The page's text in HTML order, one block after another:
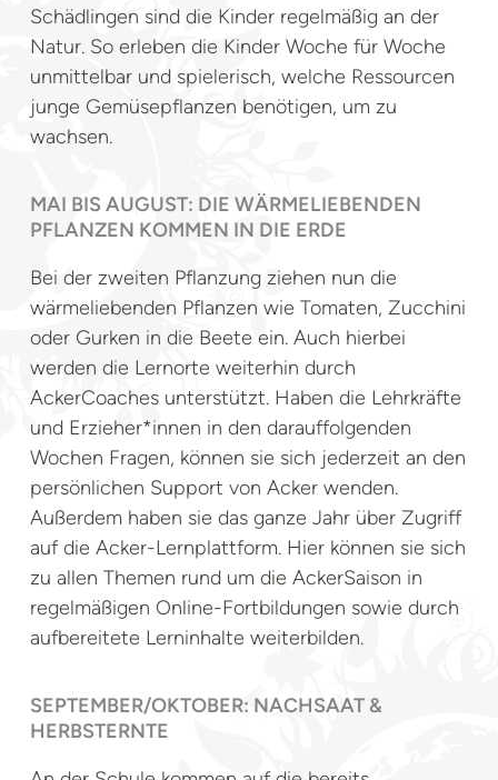
Schädlingen sind die Kinder regelmäßig an der
Natur. So erleben die Kinder Woche für Woche
unmittelbar und spielerisch, welche Ressourcen
junge Gemüsepflanzen benötigen, um zu
wachsen.
MAI BIS AUGUST: DIE WÄRMELIEBENDEN
PFLANZEN KOMMEN IN DIE ERDE
Bei der zweiten Pflanzung ziehen nun die
wärmeliebenden Pflanzen wie Tomaten, Zucchini
oder Gurken in die Beete ein. Auch hierbei
werden die Lernorte weiterhin durch
AckerCoaches unterstützt. Haben die Lehrkräfte
und Erzieher*innen in den darauffolgenden
Wochen Fragen, können sie sich jederzeit an den
persönlichen Support von Acker wenden.
Außerdem haben sie das ganze Jahr über Zugriff
auf die Acker-Lernplattform. Hier können sie sich
zu allen Themen rund um die AckerSaison in
regelmäßigen Online-Fortbildungen sowie durch
aufbereitete Lerninhalte weiterbilden.
SEPTEMBER/OKTOBER: NACHSAAT &
HERBSTERNTE